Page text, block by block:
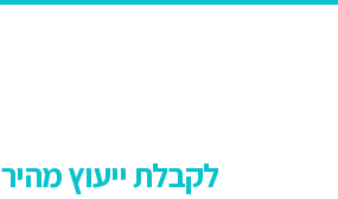
לקבלת ייעוץ